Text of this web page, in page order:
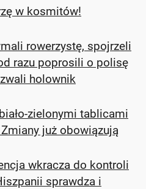
w kosmitów!
rowerzystę, spojrzeli
razu poprosili o polisę
holownik
zielonymi tablicami
już obowiązują
wkracza do kontroli
sprawdza i